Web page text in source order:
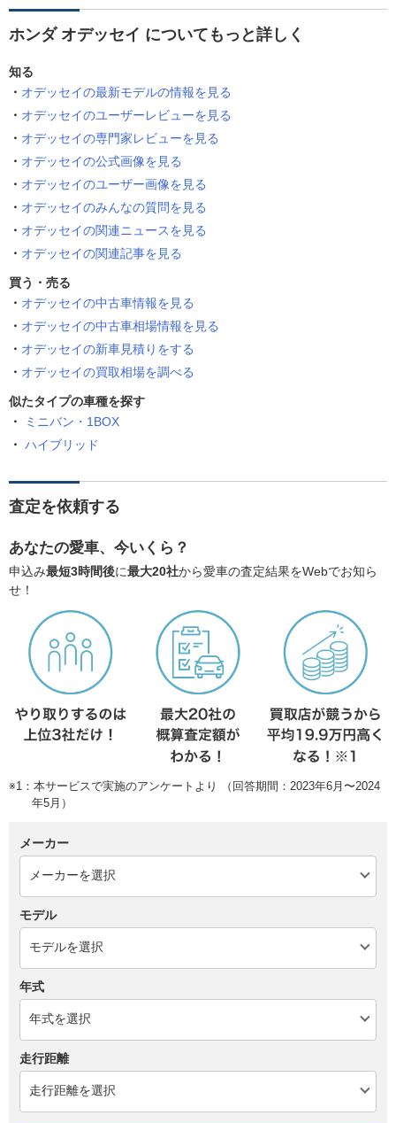
ホンダ オデッセイ についてもっと詳しく
知る
オデッセイの最新モデルの情報を見る
オデッセイのユーザーレビューを見る
オデッセイの専門家レビューを見る
オデッセイの公式画像を見る
オデッセイのユーザー画像を見る
オデッセイのみんなの質問を見る
オデッセイの関連ニュースを見る
オデッセイの関連記事を見る
買う・売る
オデッセイの中古車情報を見る
オデッセイの中古車相場情報を見る
オデッセイの新車見積りをする
オデッセイの買取相場を調べる
似たタイプの車種を探す
ミニバン・1BOX
ハイブリッド
査定を依頼する
あなたの愛車、今いくら？
申込み最短3時間後に最大20社から愛車の査定結果をWebでお知ら
せ！
※1：本サービスで実施のアンケートより （回答期間：2023年6月〜2024
年5月）
メーカー
モデル
年式
走行距離